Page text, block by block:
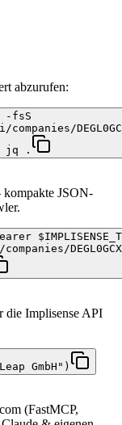
abzurufen:
-fsS
jq .
JSON-
die Implisense API
GmbH")
(FastMCP,